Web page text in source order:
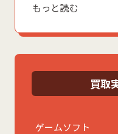
もっと読む
買取
ゲームソフト